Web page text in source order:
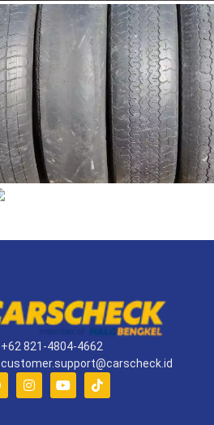
+62 821-4804-4662
customer.support@carscheck.id